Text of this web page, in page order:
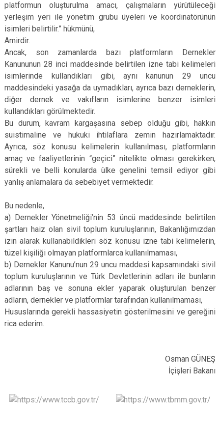
platformun oluşturulma amacı, çalışmaların yürütüleceği
yerleşim yeri ile yönetim grubu üyeleri ve koordinatörünün
isimleri belirtilir.” hükmünü,
Amirdir.
Ancak, son zamanlarda bazı platformların Dernekler
Kanununun 28 inci maddesinde belirtilen izne tabi kelimeleri
isimlerinde kullandıkları gibi, aynı kanunun 29 uncu
maddesindeki yasağa da uymadıkları, ayrıca bazı derneklerin,
diğer dernek ve vakıfların isimlerine benzer isimleri
kullandıkları görülmektedir.
Bu durum, kavram kargaşasına sebep olduğu gibi, hakkın
suistimaline ve hukuki ihtilaflara zemin hazırlamaktadır.
Ayrıca, söz konusu kelimelerin kullanılması, platformların
amaç ve faaliyetlerinin “geçici” nitelikte olması gerekirken,
sürekli ve belli konularda ülke genelini temsil ediyor gibi
yanlış anlamalara da sebebiyet vermektedir.
Bu nedenle,
a) Dernekler Yönetmeliği’nin 53 üncü maddesinde belirtilen
şartları haiz olan sivil toplum kuruluşlarının, Bakanlığımızdan
izin alarak kullanabildikleri söz konusu izne tabi kelimelerin,
tüzel kişiliği olmayan platformlarca kullanılmaması,
b) Dernekler Kanunu’nun 29 uncu maddesi kapsamındaki sivil
toplum kuruluşlarının ve Türk Devletlerinin adları ile bunların
adlarının baş ve sonuna ekler yaparak oluşturulan benzer
adların, dernekler ve platformlar tarafından kullanılmaması,
Hususlarında gerekli hassasiyetin gösterilmesini ve gereğini
rica ederim.
Osman GÜNEŞ
İçişleri Bakanı